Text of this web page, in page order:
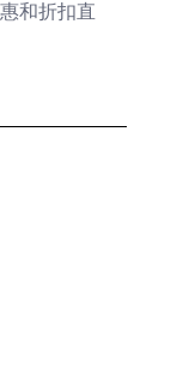
和折扣直